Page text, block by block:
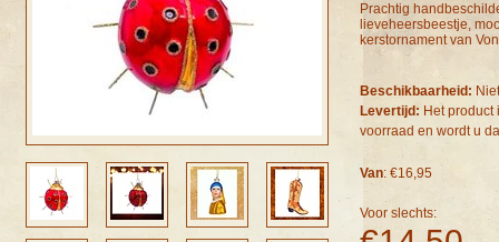
Prachtig
lieveheersbeestje,
kerstornament van
Beschikbaarheid:
Levertijd: Het
voorraad en wordt u
Van: €16,95
Voor slechts: